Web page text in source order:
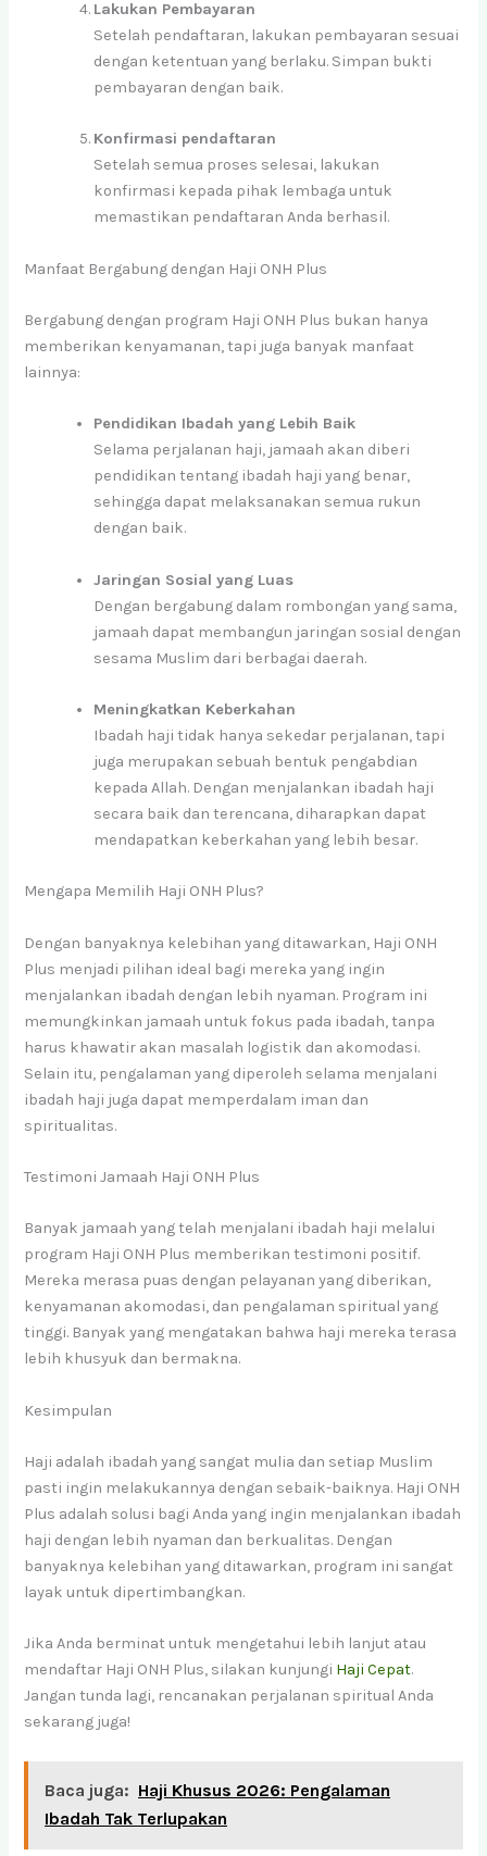
Lakukan Pembayaran
Setelah pendaftaran, lakukan pembayaran sesuai
dengan ketentuan yang berlaku. Simpan bukti
pembayaran dengan baik.
Konfirmasi pendaftaran
Setelah semua proses selesai, lakukan
konfirmasi kepada pihak lembaga untuk
memastikan pendaftaran Anda berhasil.
Manfaat Bergabung dengan Haji ONH Plus
Bergabung dengan program Haji ONH Plus bukan hanya
memberikan kenyamanan, tapi juga banyak manfaat
lainnya:
Pendidikan Ibadah yang Lebih Baik
Selama perjalanan haji, jamaah akan diberi
pendidikan tentang ibadah haji yang benar,
sehingga dapat melaksanakan semua rukun
dengan baik.
Jaringan Sosial yang Luas
Dengan bergabung dalam rombongan yang sama,
jamaah dapat membangun jaringan sosial dengan
sesama Muslim dari berbagai daerah.
Meningkatkan Keberkahan
Ibadah haji tidak hanya sekedar perjalanan, tapi
juga merupakan sebuah bentuk pengabdian
kepada Allah. Dengan menjalankan ibadah haji
secara baik dan terencana, diharapkan dapat
mendapatkan keberkahan yang lebih besar.
Mengapa Memilih Haji ONH Plus?
Dengan banyaknya kelebihan yang ditawarkan, Haji ONH
Plus menjadi pilihan ideal bagi mereka yang ingin
menjalankan ibadah dengan lebih nyaman. Program ini
memungkinkan jamaah untuk fokus pada ibadah, tanpa
harus khawatir akan masalah logistik dan akomodasi.
Selain itu, pengalaman yang diperoleh selama menjalani
ibadah haji juga dapat memperdalam iman dan
spiritualitas.
Testimoni Jamaah Haji ONH Plus
Banyak jamaah yang telah menjalani ibadah haji melalui
program Haji ONH Plus memberikan testimoni positif.
Mereka merasa puas dengan pelayanan yang diberikan,
kenyamanan akomodasi, dan pengalaman spiritual yang
tinggi. Banyak yang mengatakan bahwa haji mereka terasa
lebih khusyuk dan bermakna.
Kesimpulan
Haji adalah ibadah yang sangat mulia dan setiap Muslim
pasti ingin melakukannya dengan sebaik-baiknya. Haji ONH
Plus adalah solusi bagi Anda yang ingin menjalankan ibadah
haji dengan lebih nyaman dan berkualitas. Dengan
banyaknya kelebihan yang ditawarkan, program ini sangat
layak untuk dipertimbangkan.
Jika Anda berminat untuk mengetahui lebih lanjut atau
mendaftar Haji ONH Plus, silakan kunjungi Haji Cepat.
Jangan tunda lagi, rencanakan perjalanan spiritual Anda
sekarang juga!
Baca juga: Haji Khusus 2026: Pengalaman
Ibadah Tak Terlupakan